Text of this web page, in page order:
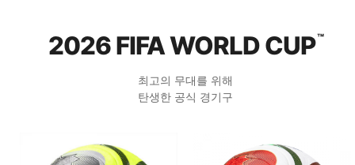
2026 FIFA WORLD CUP™
최고의 무대를 위해
탄생한 공식 경기구